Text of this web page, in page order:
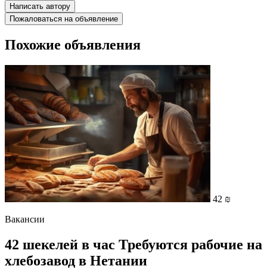
Написать автору
Пожаловаться на объявление
Похожие объявления
42 ₪
Вакансии
42 шекелей в час Требуются рабочие на
хлебозавод в Нетании